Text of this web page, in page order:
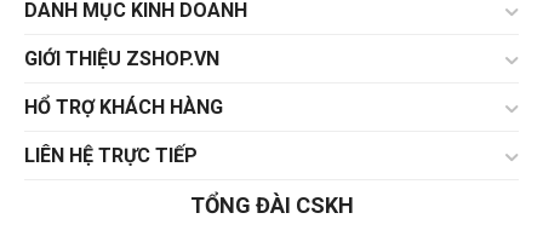
DANH MỤC KINH DOANH
GIỚI THIỆU ZSHOP.VN
HỔ TRỢ KHÁCH HÀNG
LIÊN HỆ TRỰC TIẾP
TỔNG ĐÀI CSKH